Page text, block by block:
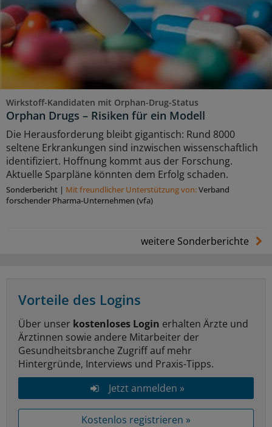
Wirkstoff-Kandidaten mit Orphan-Drug-Status
Orphan Drugs – Risiken für ein Modell
Die Herausforderung bleibt gigantisch: Rund 8000
seltene Erkrankungen sind inzwischen wissenschaftlich
identifiziert. Hoffnung kommt aus der Forschung.
Aktuelle Sparpläne könnten dem Erfolg schaden.
Sonderbericht | Mit freundlicher Unterstützung von:Verband
forschender Pharma-Unternehmen (vfa)
weitere Sonderberichte
Vorteile des Logins
Über unser kostenloses Login erhalten Ärzte und
Ärztinnen sowie andere Mitarbeiter der
Gesundheitsbranche Zugriff auf mehr
Hintergründe, Interviews und Praxis-Tipps.
Jetzt anmelden »
Kostenlos registrieren »